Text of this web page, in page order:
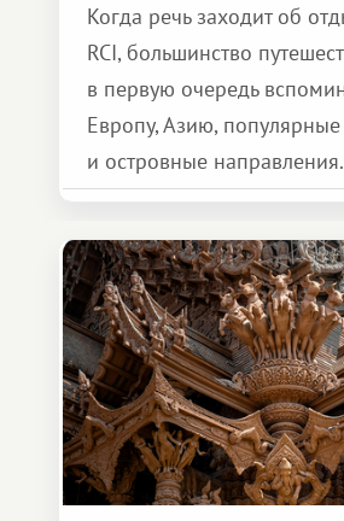
Когда речь заходит об
RCI, большинство
в первую очередь
Европу, Азию,
и островные
возможности обменной
значительно шире. Среди
и Африка — континент,
способен подарить
формат путешествия.